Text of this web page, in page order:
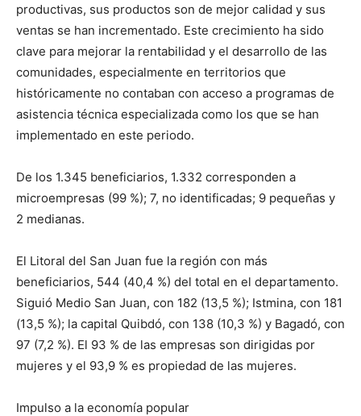
productivas, sus productos son de mejor calidad y sus
ventas se han incrementado. Este crecimiento ha sido
clave para mejorar la rentabilidad y el desarrollo de las
comunidades, especialmente en territorios que
históricamente no contaban con acceso a programas de
asistencia técnica especializada como los que se han
implementado en este periodo.
De los 1.345 beneficiarios, 1.332 corresponden a
microempresas (99 %); 7, no identificadas; 9 pequeñas y
2 medianas.
El Litoral del San Juan fue la región con más
beneficiarios, 544 (40,4 %) del total en el departamento.
Siguió Medio San Juan, con 182 (13,5 %); Istmina, con 181
(13,5 %); la capital Quibdó, con 138 (10,3 %) y Bagadó, con
97 (7,2 %). El 93 % de las empresas son dirigidas por
mujeres y el 93,9 % es propiedad de las mujeres.
Impulso a la economía popular